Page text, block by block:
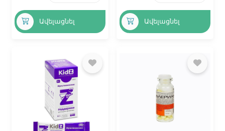
Ավելացնել Ավելացնել